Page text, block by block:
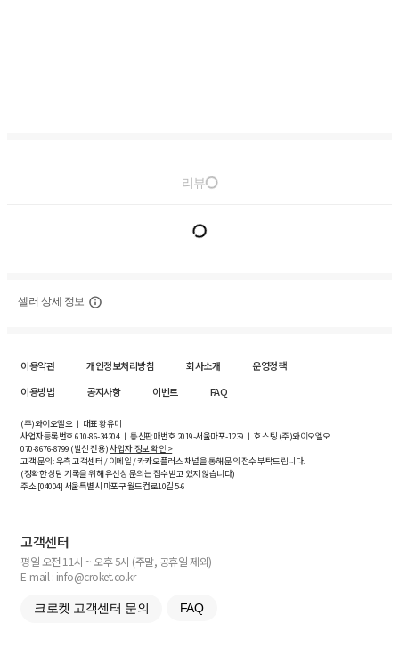
리뷰
셀러 상세 정보
이용약관 개인정보처리방침 회사소개
운영정책
이용방법
공지사항 이벤트 FAQ
(주)와이오엘오 ㅣ 대표 황유미
사업자등록번호610-86-34204ㅣ 통신판매번호 2019-서울마포-1239 ㅣ 호스팅 (주)와이오엘오
070-8676-8799 (발신 전용)사업자 정보 확인 >
고객 문의: 우측 고객센터 / 이메일 / 카카오플러스 채널을 통해 문의 접수 부탁드립니다.
(정확한 상담 기록을 위해 유선상 문의는 접수받고 있지 않습니다)
주소 [04004] 서울특별시 마포구 월드컵로10길5-6
고객센터
평일 오전 11시 ~ 오후 5시 (주말, 공휴일 제외)
E-mail : info@croket.co.kr
크로켓 고객센터 문의 FAQ